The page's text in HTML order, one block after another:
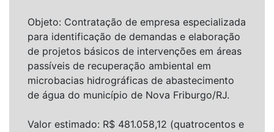
Objeto: Contratação de empresa especializada
para identificação de demandas e elaboração
de projetos básicos de intervenções em áreas
passíveis de recuperação ambiental em
microbacias hidrográficas de abastecimento
de água do município de Nova Friburgo/RJ.
Valor estimado: R$ 481.058,12 (quatrocentos e